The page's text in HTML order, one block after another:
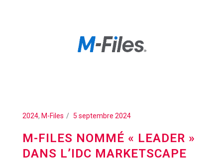
2024, M-Files 5 septembre 2024
M-FILES NOMMÉ « LEADER »
DANS L’IDC MARKETSCAPE